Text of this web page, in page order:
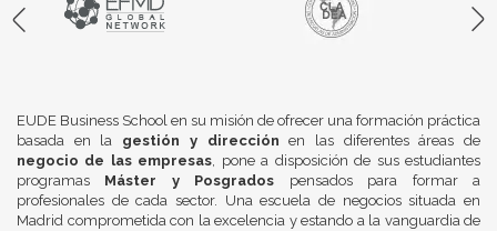
EUDE Business School en su misión de ofrecer una formación práctica
basada en la gestión y dirección en las diferentes áreas de
negocio de las empresas, pone a disposición de sus estudiantes
programas Máster y Posgrados pensados para formar a
profesionales de cada sector. Una escuela de negocios situada en
Madrid comprometida con la excelencia y estando a la vanguardia de